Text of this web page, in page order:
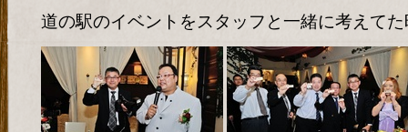
道の駅のイベントをスタッフと一緒に考えて